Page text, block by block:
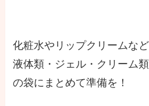
化粧水やリップクリームな
液体類・ジェル・クリーム
の袋にまとめて準備を！